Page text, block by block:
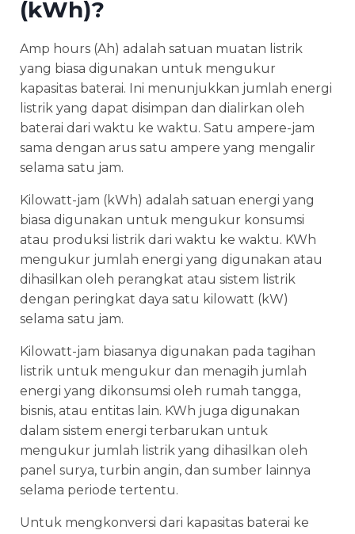
(kWh)?
Amp hours (Ah) adalah satuan muatan listrik
yang biasa digunakan untuk mengukur
kapasitas baterai. Ini menunjukkan jumlah energi
listrik yang dapat disimpan dan dialirkan oleh
baterai dari waktu ke waktu. Satu ampere-jam
sama dengan arus satu ampere yang mengalir
selama satu jam.
Kilowatt-jam (kWh) adalah satuan energi yang
biasa digunakan untuk mengukur konsumsi
atau produksi listrik dari waktu ke waktu. KWh
mengukur jumlah energi yang digunakan atau
dihasilkan oleh perangkat atau sistem listrik
dengan peringkat daya satu kilowatt (kW)
selama satu jam.
Kilowatt-jam biasanya digunakan pada tagihan
listrik untuk mengukur dan menagih jumlah
energi yang dikonsumsi oleh rumah tangga,
bisnis, atau entitas lain. KWh juga digunakan
dalam sistem energi terbarukan untuk
mengukur jumlah listrik yang dihasilkan oleh
panel surya, turbin angin, dan sumber lainnya
selama periode tertentu.
Untuk mengkonversi dari kapasitas baterai ke